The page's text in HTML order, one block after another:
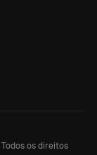
Todos os direitos